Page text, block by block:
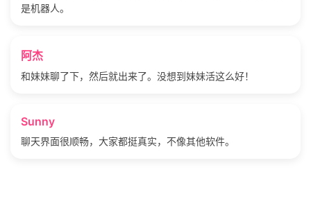
是机器人。
阿杰
和妹妹聊了下，然后就出来了。没想到妹妹活这么好！
Sunny
聊天界面很顺畅，大家都挺真实，不像其他软件。